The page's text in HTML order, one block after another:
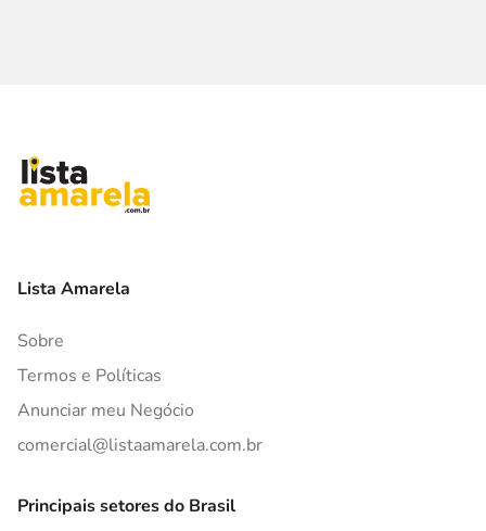
Lista Amarela
Sobre
Termos e Políticas
Anunciar meu Negócio
comercial@listaamarela.com.br
Principais setores do Brasil